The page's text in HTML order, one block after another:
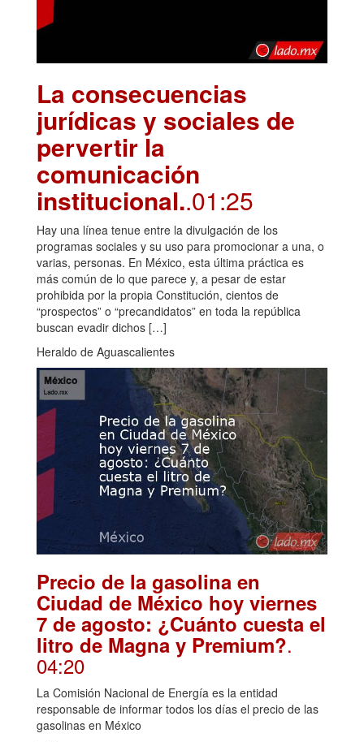
La consecuencias
jurídicas y sociales de
pervertir la
comunicación
institucional..01:25
Hay una línea tenue entre la divulgación de los
programas sociales y su uso para promocionar a una, o
varias, personas. En México, esta última práctica es
más común de lo que parece y, a pesar de estar
prohibida por la propia Constitución, cientos de
“prospectos” o “precandidatos” en toda la república
buscan evadir dichos […]
Heraldo de Aguascalientes
Precio de la gasolina en
Ciudad de México hoy viernes
7 de agosto: ¿Cuánto cuesta el
litro de Magna y Premium?.
04:20
La Comisión Nacional de Energía es la entidad
responsable de informar todos los días el precio de las
gasolinas en México